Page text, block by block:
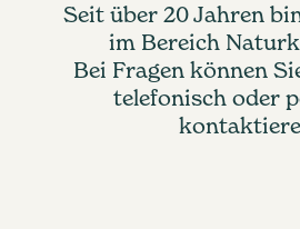
Seit über 20 Jahren
im Bereich
Bei Fragen können
telefonisch oder